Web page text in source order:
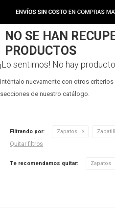
NO SE HAN
PRODUCTOS
¡Lo sentimos! No hay
Inténtalo nuevamente con otros
secciones de nuestro catálogo.
Filtrando por: Zapatos
Quitar filtros
Te recomendamos quitar: Zapatos